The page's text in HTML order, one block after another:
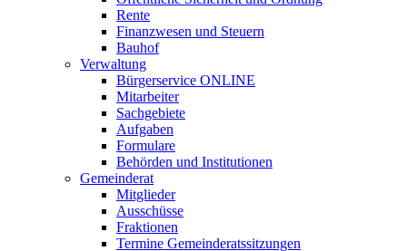
Rente
Finanzwesen und Steuern
Bauhof
Verwaltung
Bürgerservice ONLINE
Mitarbeiter
Sachgebiete
Aufgaben
Formulare
Behörden und Institutionen
Gemeinderat
Mitglieder
Ausschüsse
Fraktionen
Termine Gemeinderatssitzungen